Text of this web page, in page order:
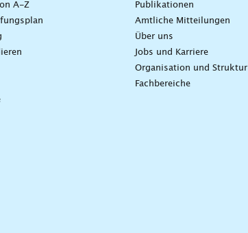
A-Z
Publikationen
Amtliche Mitteilungen
Über uns
Jobs und Karriere
Organisation und Struktur
Fachbereiche